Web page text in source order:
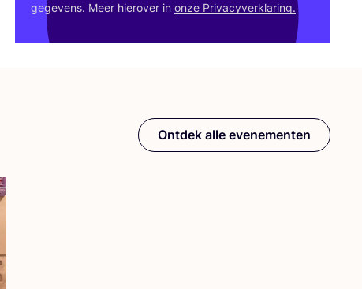
gege­vens. Meer hier­over in onze Pri­va­cy­ver­kla­ring.
Ontdek alle evenementen